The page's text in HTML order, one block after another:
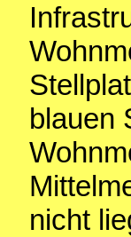
blauen
nicht